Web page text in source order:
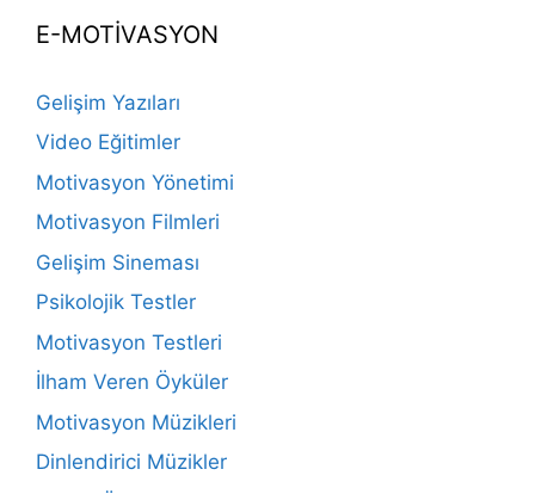
E-MOTİVASYON
Gelişim Yazıları
Video Eğitimler
Motivasyon Yönetimi
Motivasyon Filmleri
Gelişim Sineması
Psikolojik Testler
Motivasyon Testleri
İlham Veren Öyküler
Motivasyon Müzikleri
Dinlendirici Müzikler